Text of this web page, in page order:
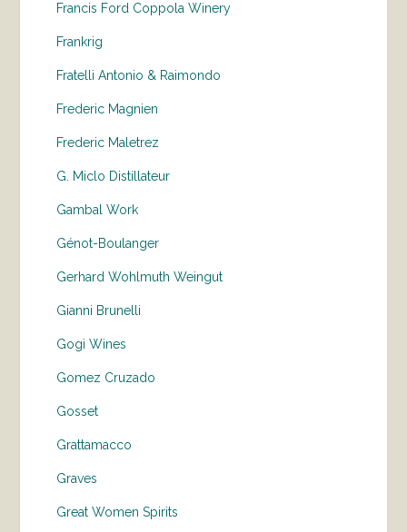
Francis Ford Coppola Winery
Frankrig
Fratelli Antonio & Raimondo
Frederic Magnien
Frederic Maletrez
G. Miclo Distillateur
Gambal Work
Génot-Boulanger
Gerhard Wohlmuth Weingut
Gianni Brunelli
Gogi Wines
Gomez Cruzado
Gosset
Grattamacco
Graves
Great Women Spirits